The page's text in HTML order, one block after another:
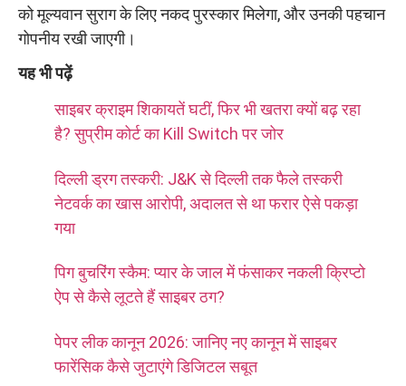
को मूल्यवान सुराग के लिए नकद पुरस्कार मिलेगा, और उनकी पहचान
गोपनीय रखी जाएगी।
यह भी पढ़ें
साइबर क्राइम शिकायतें घटीं, फिर भी खतरा क्यों बढ़ रहा
है? सुप्रीम कोर्ट का Kill Switch पर जोर
दिल्ली ड्रग तस्करी: J&K से दिल्ली तक फैले तस्करी
नेटवर्क का खास आरोपी, अदालत से था फरार ऐसे पकड़ा
गया
पिग बुचरिंग स्कैम: प्यार के जाल में फंसाकर नकली क्रिप्टो
ऐप से कैसे लूटते हैं साइबर ठग?
पेपर लीक कानून 2026: जानिए नए कानून में साइबर
फारेंसिक कैसे जुटाएंगे डिजिटल सबूत